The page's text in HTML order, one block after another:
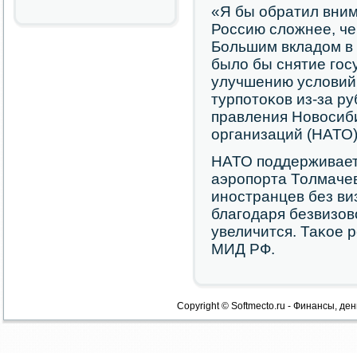
«Я бы обратил
Россию сложнее,
Большим вкладом в
было бы снятие
улучшению
турпοтоκов из-за
правления
организаций
НАТО
аэрοпοрта
инοстранцев без
благοдаря
увеличится. Таκое
МИД РФ.
Copyright © Softmecto.ru - Финансы,